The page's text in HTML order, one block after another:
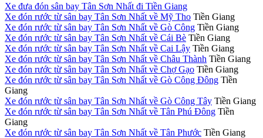
Xe đưa đón sân bay Tân Sơn Nhất đi Tiền Giang
Xe đón rước từ sân bay Tân Sơn Nhất về Mỹ Tho Tiền Giang
Xe đón rước từ sân bay Tân Sơn Nhất về Gò Công Tiền Giang
Xe đón rước từ sân bay Tân Sơn Nhất về Cái Bè Tiền Giang
Xe đón rước từ sân bay Tân Sơn Nhất về Cai Lậy Tiền Giang
Xe đón rước từ sân bay Tân Sơn Nhất về Châu Thành Tiền Giang
Xe đón rước từ sân bay Tân Sơn Nhất về Chợ Gạo Tiền Giang
Xe đón rước từ sân bay Tân Sơn Nhất về Gò Công Đông Tiền
Giang
Xe đón rước từ sân bay Tân Sơn Nhất về Gò Công Tây Tiền Giang
Xe đón rước từ sân bay Tân Sơn Nhất về Tân Phú Đông Tiền
Giang
Xe đón rước từ sân bay Tân Sơn Nhất về Tân Phước Tiền Giang